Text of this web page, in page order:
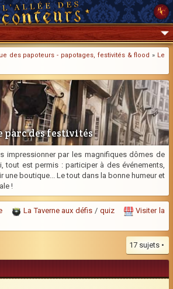
des papoteurs - papotages, festivités & flood » Le
parc des festivités
impressionner par les magnifiques dômes de
tout est permis : participer à des événements,
une boutique... Le tout dans la bonne humeur et
!
La Taverne aux défis /quiz
Visiter la
17 sujets •